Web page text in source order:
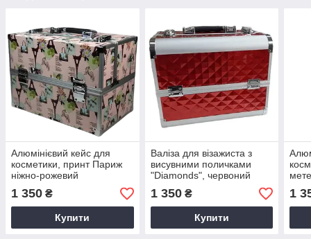
Алюмінієвий кейс для
косметики, принт Париж
ніжно-рожевий
1 350 ₴
Купити
Валіза для візажиста з
висувними поличками
"Diamonds", червоний
ромб
1 350₴
Купити
1